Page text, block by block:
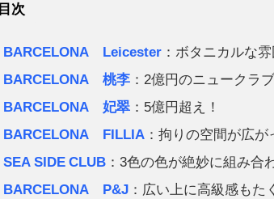
目次
BARCELONA Leicester ：ボタニカルな
BARCELONA 桃李 ：2億円のニュークラブ
BARCELONA 妃翠 ：5億円超え！
BARCELONA FILLIA ：拘りの空間が広が
SEA SIDE CLUB ：3色の色が絶妙に組み合
BARCELONA P&J ：広い上に高級感もた